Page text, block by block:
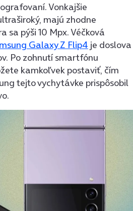
Vonkajšie
majú zhodne
sa pýši 10 Mpx. Véčková
Galaxy Z Flip4 je doslova
Po zohnutí smartfónu
kamkoľvek postaviť, čím
tejto vychytávke prispôsobil